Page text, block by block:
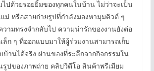
ไปด้วยรอยยิ้มของทุกคนในบ้าน ไม่ว่าจะเป็น
หรือสายถ่ายรูปที่กำลังมองหามุมคิวต์ ๆ
วามทรงจำกลับไป ความน่ารักของงานยังต่อ
ล็ก ๆ ที่ออกแบบมาให้ผู้ร่วมงานสามารถเก็บ
บ้านได้จริง ผ่านของที่ระลึกจากกิจกรรมใน
ปของภาพถ่าย คลิปวิดีโอ สินค้าพรีเมียม